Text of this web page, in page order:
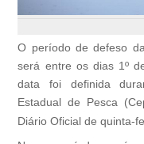
O período de defeso
será entre os dias 1º
data foi definida
Estadual de Pesca
Diário Oficial de quinta-